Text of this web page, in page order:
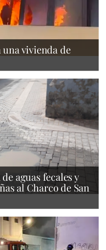
vivienda de
aguas fecales y
al Charco de San